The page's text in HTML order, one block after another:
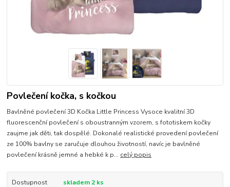
Povlečení kočka, s kočkou
Bavlněné povlečení 3D Kočka Little Princess Vysoce kvalitní 3D
fluorescenční povlečení s oboustranným vzorem, s fototiskem kočky
zaujme jak děti, tak dospělé. Dokonalé realistické provedení povlečení
ze 100% bavlny se zaručuje dlouhou životností, navíc je bavlněné
povlečení krásně jemné a hebké k p... celý popis
Dostupnost
skladem 2 ks